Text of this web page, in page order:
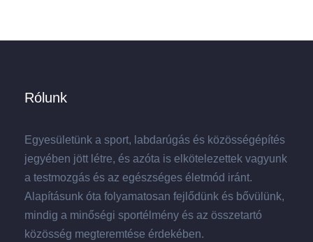
Rólunk
Egyesületünk a sport, labdarúgás és közösségépítés
jegyében jött létre, és azóta is elkötelezettek vagyunk
a testmozgás és az egészséges életmód iránt.
Alapításunk óta folyamatosan fejlődünk és bővülünk,
mindig a minőségi sportélmény és az összetartó
közösség megteremtése érdekében.